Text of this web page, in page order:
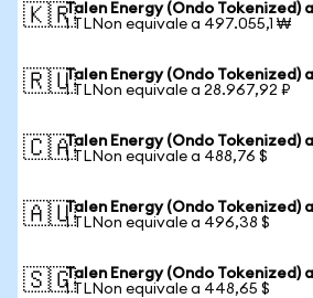
🇰🇷Talen Energy (Ondo Tokenized)
1 TLNon equivale a 497.055,1 ₩
🇷🇺Talen Energy (Ondo Tokenized)
1 TLNon equivale a 28.967,92 ₽
🇨🇦Talen Energy (Ondo Tokenized)
1 TLNon equivale a 488,76 $
🇦🇺Talen Energy (Ondo Tokenized)
1 TLNon equivale a 496,38 $
🇸🇬Talen Energy (Ondo Tokenized)
1 TLNon equivale a 448,65 $